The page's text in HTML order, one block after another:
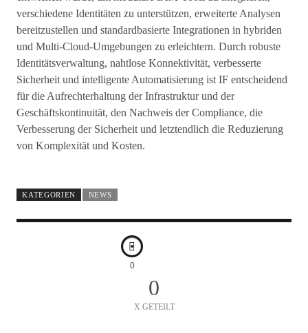
verschiedene Identitäten zu unterstützen, erweiterte Analysen
bereitzustellen und standardbasierte Integrationen in hybriden
und Multi-Cloud-Umgebungen zu erleichtern. Durch robuste
Identitätsverwaltung, nahtlose Konnektivität, verbesserte
Sicherheit und intelligente Automatisierung ist IF entscheidend
für die Aufrechterhaltung der Infrastruktur und der
Geschäftskontinuität, den Nachweis der Compliance, die
Verbesserung der Sicherheit und letztendlich die Reduzierung
von Komplexität und Kosten.
KATEGORIEN NEWS
0
0
X GETEILT